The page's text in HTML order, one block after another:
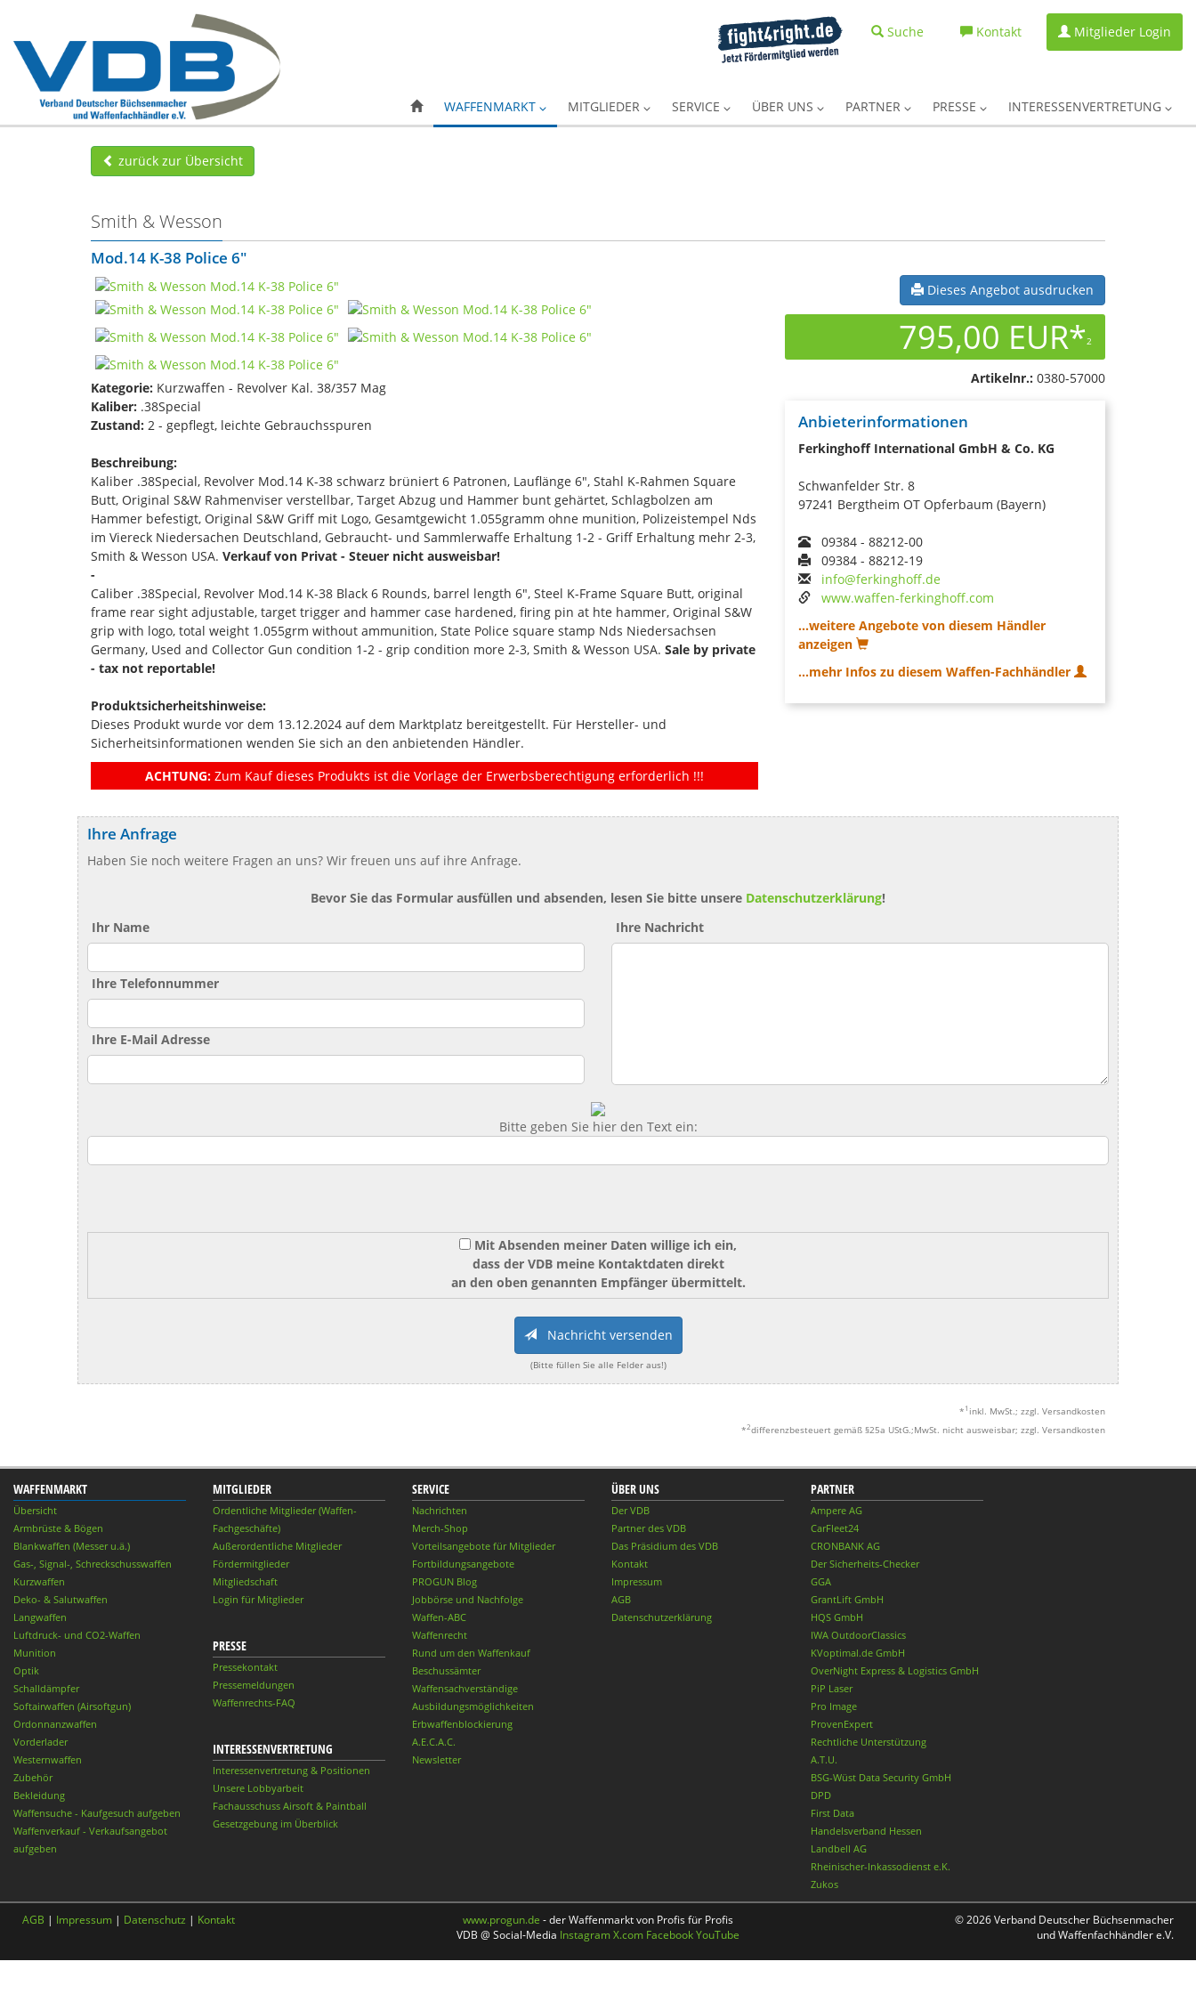
Suche Kontakt Mitglieder Login
WAFFENMARKT MITGLIEDER SERVICE ÜBER UNS PARTNER PRESSE INTERESSENVERTRETUNG
zurück zur Übersicht
Smith & Wesson
Mod.14 K-38 Police 6"
Kategorie: Kurzwaffen - Revolver Kal. 38/357 Mag
Kaliber: .38Special
Zustand: 2 - gepflegt, leichte Gebrauchsspuren
Beschreibung:
Kaliber .38Special, Revolver Mod.14 K-38 schwarz brüniert 6 Patronen, Lauflänge 6", Stahl K-Rahmen Square
Butt, Original S&W Rahmenviser verstellbar, Target Abzug und Hammer bunt gehärtet, Schlagbolzen am
Hammer befestigt, Original S&W Griff mit Logo, Gesamtgewicht 1.055gramm ohne munition, Polizeistempel Nds
im Viereck Niedersachen Deutschland, Gebraucht- und Sammlerwaffe Erhaltung 1-2 - Griff Erhaltung mehr 2-3,
Smith & Wesson USA. Verkauf von Privat - Steuer nicht ausweisbar!
-
Caliber .38Special, Revolver Mod.14 K-38 Black 6 Rounds, barrel length 6", Steel K-Frame Square Butt, original
frame rear sight adjustable, target trigger and hammer case hardened, firing pin at hte hammer, Original S&W
grip with logo, total weight 1.055grm without ammunition, State Police square stamp Nds Niedersachsen
Germany, Used and Collector Gun condition 1-2 - grip condition more 2-3, Smith & Wesson USA. Sale by private
- tax not reportable!
Produktsicherheitshinweise:
Dieses Produkt wurde vor dem 13.12.2024 auf dem Marktplatz bereitgestellt. Für Hersteller- und
Sicherheitsinformationen wenden Sie sich an den anbietenden Händler.
ACHTUNG: Zum Kauf dieses Produkts ist die Vorlage der Erwerbsberechtigung erforderlich !!!
Dieses Angebot ausdrucken
795,00 EUR*2
Artikelnr.: 0380-57000
Anbieterinformationen
Ferkinghoff International GmbH & Co. KG
Schwanfelder Str. 8
97241 Bergtheim OT Opferbaum (Bayern)
09384 - 88212-00
09384 - 88212-19
info@ferkinghoff.de
www.waffen-ferkinghoff.com
...weitere Angebote von diesem Händler
anzeigen
...mehr Infos zu diesem Waffen-Fachhändler
Ihre Anfrage
Haben Sie noch weitere Fragen an uns? Wir freuen uns auf ihre Anfrage.
Bevor Sie das Formular ausfüllen und absenden, lesen Sie bitte unsere Datenschutzerklärung!
Ihr Name
Ihre Telefonnummer
Ihre E-Mail Adresse
Ihre Nachricht
Bitte geben Sie hier den Text ein:
Mit Absenden meiner Daten willige ich ein,
dass der VDB meine Kontaktdaten direkt
an den oben genannten Empfänger übermittelt.
Nachricht versenden
(Bitte füllen Sie alle Felder aus!)
* 1 inkl. MwSt.; zzgl. Versandkosten
*2differenzbesteuert gemäß §25a UStG.;MwSt. nicht ausweisbar; zzgl. Versandkosten
WAFFENMARKT
Übersicht
Armbrüste & Bögen
Blankwaffen (Messer u.ä.)
Gas-, Signal-, Schreckschusswaffen
Kurzwaffen
Deko- & Salutwaffen
Langwaffen
Luftdruck- und CO2-Waffen
Munition
Optik
Schalldämpfer
Softairwaffen (Airsoftgun)
Ordonnanzwaffen
Vorderlader
Westernwaffen
Zubehör
Bekleidung
Waffensuche - Kaufgesuch aufgeben
Waffenverkauf - Verkaufsangebot
aufgeben
MITGLIEDER
Ordentliche Mitglieder (Waffen-
Fachgeschäfte)
Außerordentliche Mitglieder
Fördermitglieder
Mitgliedschaft
Login für Mitglieder
PRESSE
Pressekontakt
Pressemeldungen
Waffenrechts-FAQ
INTERESSENVERTRETUNG
Interessenvertretung & Positionen
Unsere Lobbyarbeit
Fachausschuss Airsoft & Paintball
Gesetzgebung im Überblick
SERVICE
Nachrichten
Merch-Shop
Vorteilsangebote für Mitglieder
Fortbildungsangebote
PROGUN Blog
Jobbörse und Nachfolge
Waffen-ABC
Waffenrecht
Rund um den Waffenkauf
Beschussämter
Waffensachverständige
Ausbildungsmöglichkeiten
Erbwaffenblockierung
A.E.C.A.C.
Newsletter
ÜBER UNS
Der VDB
Partner des VDB
Das Präsidium des VDB
Kontakt
Impressum
AGB
Datenschutzerklärung
PARTNER
Ampere AG
CarFleet24
CRONBANK AG
Der Sicherheits-Checker
GGA
GrantLift GmbH
HQS GmbH
IWA OutdoorClassics
KVoptimal.de GmbH
OverNight Express & Logistics GmbH
PiP Laser
Pro Image
ProvenExpert
Rechtliche Unterstützung
A.T.U.
BSG-Wüst Data Security GmbH
DPD
First Data
Handelsverband Hessen
Landbell AG
Rheinischer-Inkassodienst e.K.
Zukos
AGB | Impressum | Datenschutz | Kontakt www.progun.de - der Waffenmarkt von Profis für Profis
VDB @ Social-Media InstagramX.com FacebookYouTube
© 2026 Verband Deutscher Büchsenmacher
und Waffenfachhändler e.V.